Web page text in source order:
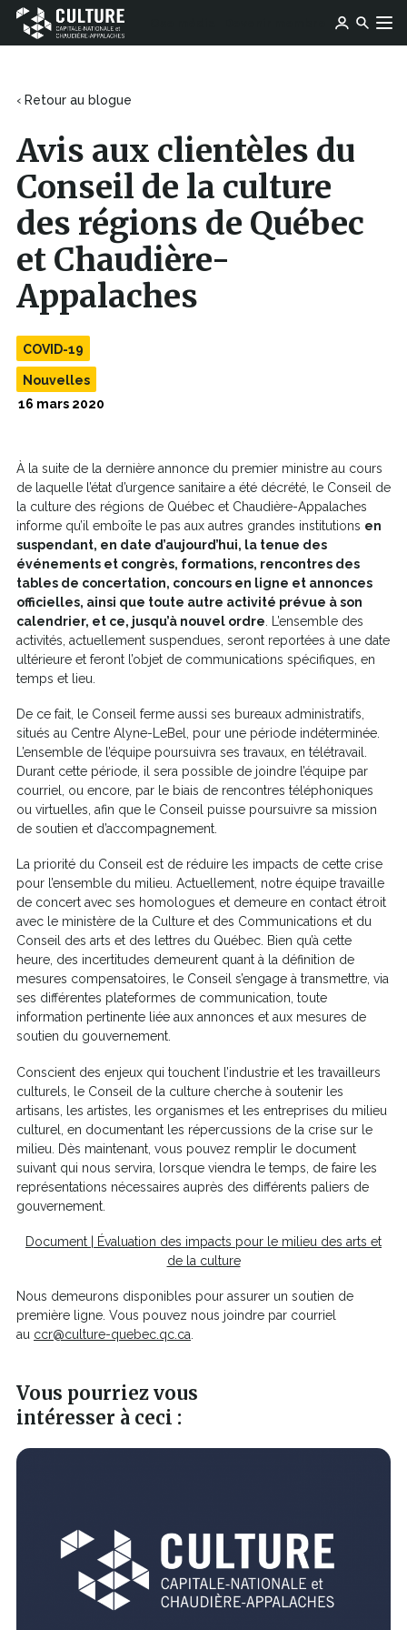
Aller au contenu
Culture
Capitale-
Chaudière-
fenêtre
‹ Retour au blogue
Avis aux clientèles du
Conseil de la culture
des régions de Québec
et Chaudière-
Appalaches
COVID-19
Nouvelles
16 mars 2020
À la suite de la dernière annonce du premier ministre au cours
de laquelle l’état d’urgence sanitaire a été décrété, le Conseil de
la culture des régions de Québec et Chaudière-Appalaches
informe qu’il emboîte le pas aux autres grandes institutions en
suspendant, en date d’aujourd’hui, la tenue des
événements et congrès, formations, rencontres des
tables de concertation, concours en ligne et annonces
officielles, ainsi que toute autre activité prévue à son
calendrier, et ce, jusqu’à nouvel ordre . L’ensemble des
activités, actuellement suspendues, seront reportées à une date
ultérieure et feront l’objet de communications spécifiques, en
temps et lieu.
De ce fait, le Conseil ferme aussi ses bureaux administratifs,
situés au Centre Alyne-LeBel, pour une période indéterminée.
L’ensemble de l’équipe poursuivra ses travaux, en télétravail.
Durant cette période, il sera possible de joindre l’équipe par
courriel, ou encore, par le biais de rencontres téléphoniques
ou virtuelles, afin que le Conseil puisse poursuivre sa mission
de soutien et d’accompagnement.
La priorité du Conseil est de réduire les impacts de cette crise
pour l’ensemble du milieu. Actuellement, notre équipe travaille
de concert avec ses homologues et demeure en contact étroit
avec le ministère de la Culture et des Communications et du
Conseil des arts et des lettres du Québec. Bien qu’à cette
heure, des incertitudes demeurent quant à la définition de
mesures compensatoires, le Conseil s’engage à transmettre, via
ses différentes plateformes de communication, toute
information pertinente liée aux annonces et aux mesures de
soutien du gouvernement.
Conscient des enjeux qui touchent l’industrie et les travailleurs
culturels, le Conseil de la culture cherche à soutenir les
artisans, les artistes, les organismes et les entreprises du milieu
culturel, en documentant les répercussions de la crise sur le
milieu. Dès maintenant, vous pouvez remplir le document
suivant qui nous servira, lorsque viendra le temps, de faire les
représentations nécessaires auprès des différents paliers de
gouvernement.
Document | Évaluation des impacts pour le milieu des arts et
de la cultureCe
s'ouvrira
dans
Nous demeurons disponibles pour assurer un soutien de
première ligne. Vous pouvez nous joindre par courriel
au ccr@culture-quebec.qc.ca
Vous pourriez vous
intéresser à ceci :